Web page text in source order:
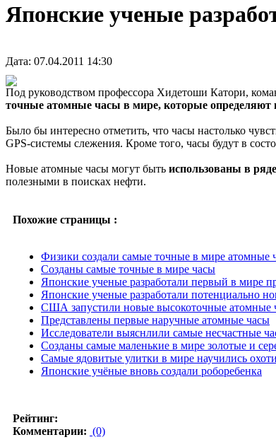
Японские ученые
Дата: 07.04.2011 14:30
Под руководством профессора Хидетоши Катори,
точные атомные часы в мире, которые определяют
Было бы интересно отметить, что часы настолько
GPS-системы слежения. Кроме того, часы будут в
Новые атомные часы могут быть использованы в
полезными в поисках нефти.
Похожие страницы :
Физики создали самые точные в мире атомные
Созданы самые точные в мире часы
Японские ученые разработали первый в мире
Японские ученые разработали потенциально
США запустили новые высокоточные атомные
Представлены первые наручные атомные часы
Исследователи выяснлили самые несчастные
Созданы самые маленькие в мире золотые и
Самые ядовитые улитки в мире научились
Японские учёные вновь создали роборебенка
Рейтинг:
Комментарии: (0)